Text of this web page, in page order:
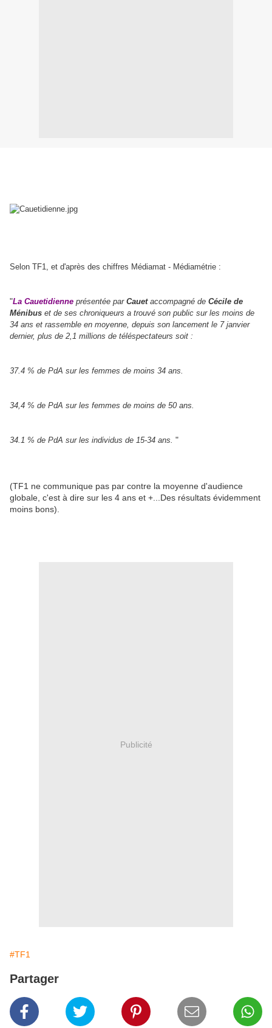
Selon TF1, et d'après des chiffres Médiamat - Médiamétrie :
"La Cauetidienne présentée par Cauetaccompagné de Cécile de
Ménibus et de ses chroniqueurs a trouvé son public sur les moins de
34 ans et rassemble en moyenne, depuis son lancement le 7 janvier
dernier, plus de 2,1 millions de téléspectateurs soit :
37.4 % de PdA sur les femmes de moins 34 ans.
34,4 % de PdA sur les femmes de moins de 50 ans.
34.1 % de PdA sur les individus de 15-34 ans. "
(TF1 ne communique pas par contre la moyenne d'audience
globale, c'est à dire sur les 4 ans et +...Des résultats évidemment
moins bons).
Publicité
#TF1
Partager